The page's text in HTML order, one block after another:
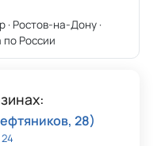
Ростов-на-Дону ·
по России
28)